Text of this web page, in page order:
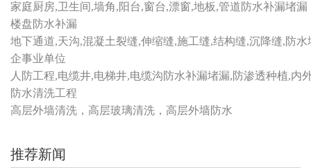
家庭厨房,卫生间,墙角,阳台,窗台,漂窗,地板,管道防水补漏堵漏
楼盘防水补漏
地下通道,天沟,混凝土裂缝,伸缩缝,施工缝,结构缝,沉降缝,防
企事业单位
人防工程,电缆井,电梯井,电缆沟防水补漏堵漏,防渗透种植,内
防水清洗工程
高层外墙清洗，高层玻璃清洗，高层外墙防水
推荐新闻